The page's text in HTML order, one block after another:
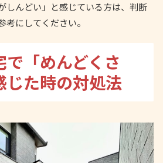
しんどい」と感じている方は、判断
にしてください。
で「めんどくさ
じた時の対処法